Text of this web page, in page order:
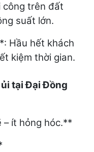
công trên đất
suất lớn.
Hầu hết khách
kiệm thời gian.
tại Đại Đồng
ít hỏng hóc.**